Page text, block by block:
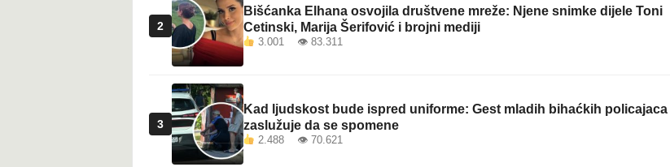
2
Bišćanka Elhana osvojila društvene mreže: Njene snimke dijele Toni
Cetinski, Marija Šerifović i brojni mediji
3.001 👁 83.311
3
Kad ljudskost bude ispred uniforme: Gest mladih bihaćkih policajaca
zaslužuje da se spomene
2.488 👁 70.621